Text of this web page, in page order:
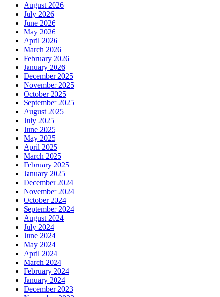
August 2026
July 2026
June 2026
May 2026
April 2026
March 2026
February 2026
January 2026
December 2025
November 2025
October 2025
September 2025
August 2025
July 2025
June 2025
May 2025
April 2025
March 2025
February 2025
January 2025
December 2024
November 2024
October 2024
September 2024
August 2024
July 2024
June 2024
May 2024
April 2024
March 2024
February 2024
January 2024
December 2023